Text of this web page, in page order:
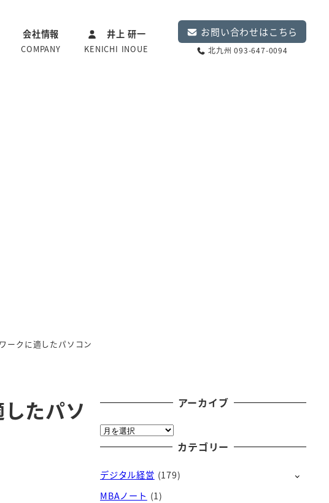
会社情報
COMPANY
井上 研一
KENICHI INOUE
お問い合わせはこちら
北九州 093-647-0094
ークに適したパソコン
たパソ
アーカイブ
ア
ー
イ
ブ
カテゴリー
デジタル経営 (179)
MBAノート (1)